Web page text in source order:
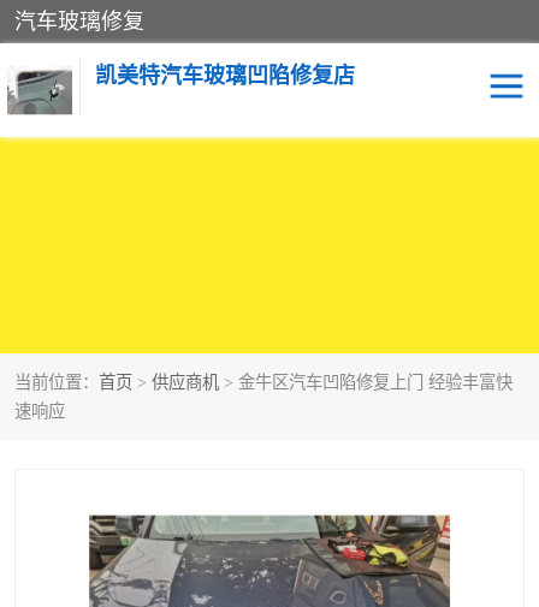
汽车玻璃修复
凯美特汽车玻璃凹陷修复店
当前位置： 首页 > 供应商机 > 金牛区汽车凹陷修复上门 经验丰富快
速响应